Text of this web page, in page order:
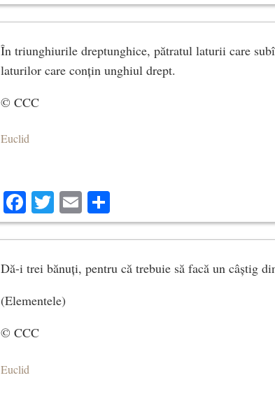
În triunghiurile dreptunghice, pătratul laturii care
laturilor care conțin unghiul drept.
© CCC
Euclid
Facebook
Twitter
Email
Dă-i trei bănuți, pentru că trebuie să facă un câștig
(Elementele)
© CCC
Euclid